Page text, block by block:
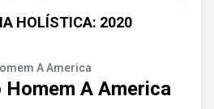
HOLÍSTICA: 2020
A America
Homem A America